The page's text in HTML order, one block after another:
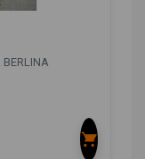
BERLINA